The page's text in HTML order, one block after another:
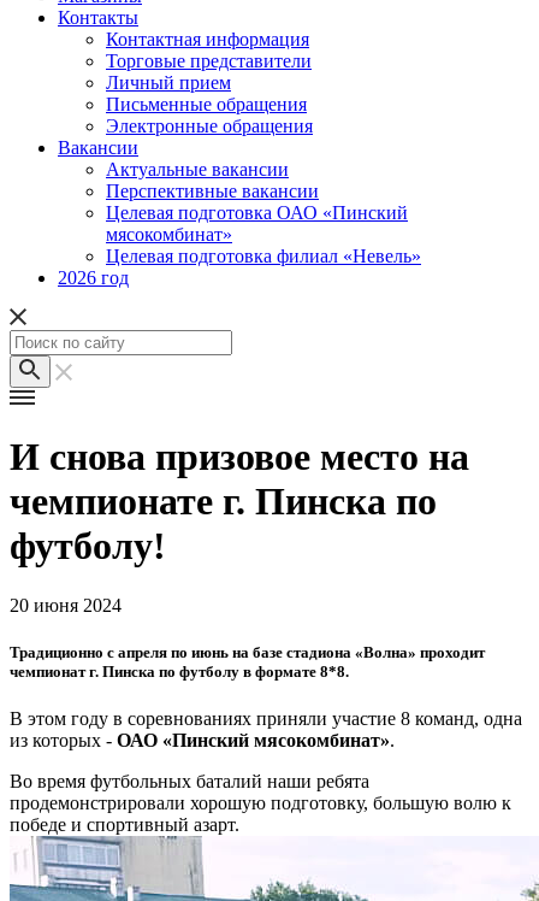
Контакты
Контактная информация
Торговые представители
Личный прием
Письменные обращения
Электронные обращения
Вакансии
Актуальные вакансии
Перспективные вакансии
Целевая подготовка ОАО «Пинский
мясокомбинат»
Целевая подготовка филиал «Невель»
2026 год
И снова призовое место на
чемпионате г. Пинска по
футболу!
20 июня 2024
Традиционно с апреля по июнь на базе стадиона «Волна» проходит
чемпионат г. Пинска по футболу в формате 8*8.
В этом году в соревнованиях приняли участие 8 команд, одна
из которых - ОАО «Пинский мясокомбинат».
Во время футбольных баталий наши ребята
продемонстрировали хорошую подготовку, большую волю к
победе и спортивный азарт.